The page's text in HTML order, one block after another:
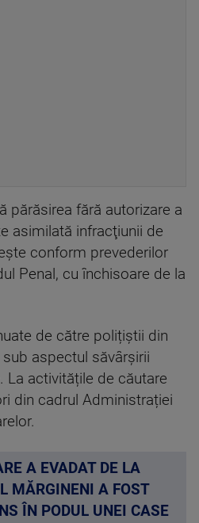
părăsirea fără autorizare a
asimilată infracţiunii de
conform prevederilor
Penal, cu închisoare de la
de către polițiștii din
aspectul săvârșirii
La activitățile de căutare
din cadrul Administrației
A EVADAT DE LA
MĂRGINENI A FOST
ÎN PODUL UNEI CASE